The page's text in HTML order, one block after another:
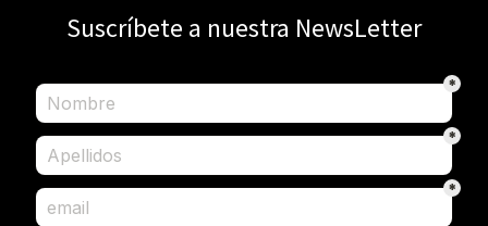
Suscríbete a nuestra NewsLetter